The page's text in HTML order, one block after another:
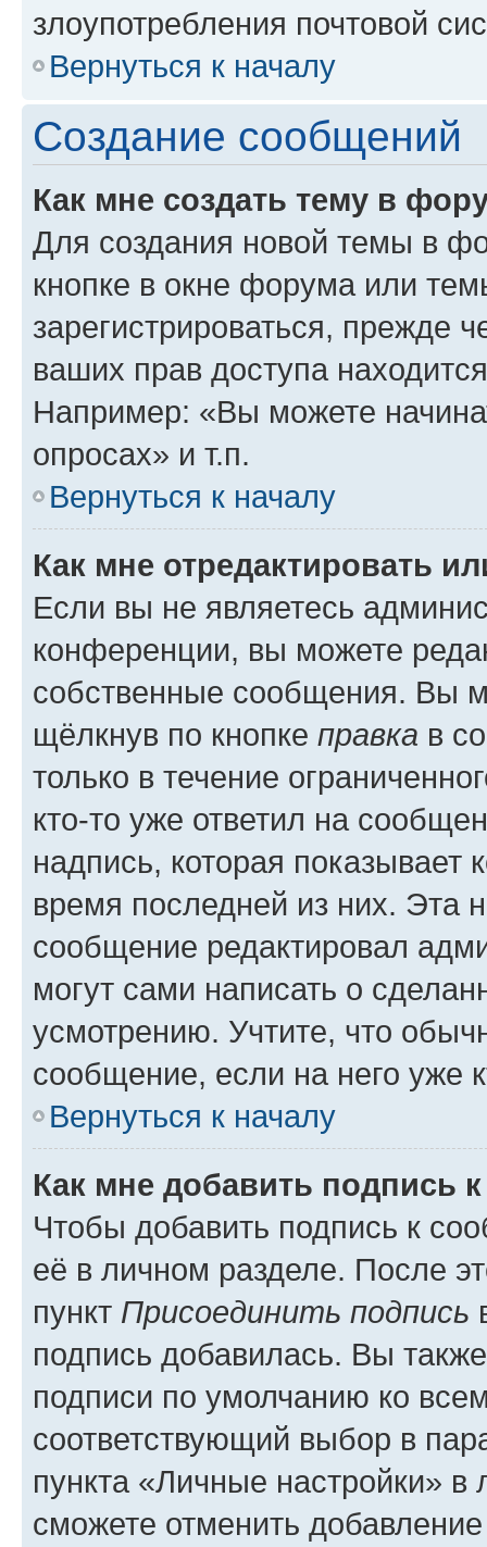
злоупотребления почтовой
Вернуться к началу
Создание сообщений
Как мне создать тему в
Для создания новой темы в
кнопке в окне форума или
зарегистрироваться, прежде
ваших прав доступа
Например: «Вы можете
опросах» и т.п.
Вернуться к началу
Как мне отредактировать
Если вы не являетесь
конференции, вы можете
собственные сообщения. Вы
щёлкнув по кнопке правка в
только в течение
кто-то уже ответил на
надпись, которая показывает
время последней из них. Эта
сообщение редактировал
могут сами написать о
усмотрению. Учтите, что
сообщение, если на него уже
Вернуться к началу
Как мне добавить подпись
Чтобы добавить подпись к
её в личном разделе. После
пункт Присоединить подпись
подпись добавилась. Вы
подписи по умолчанию ко
соответствующий выбор в
пункта «Личные настройки»
сможете отменить